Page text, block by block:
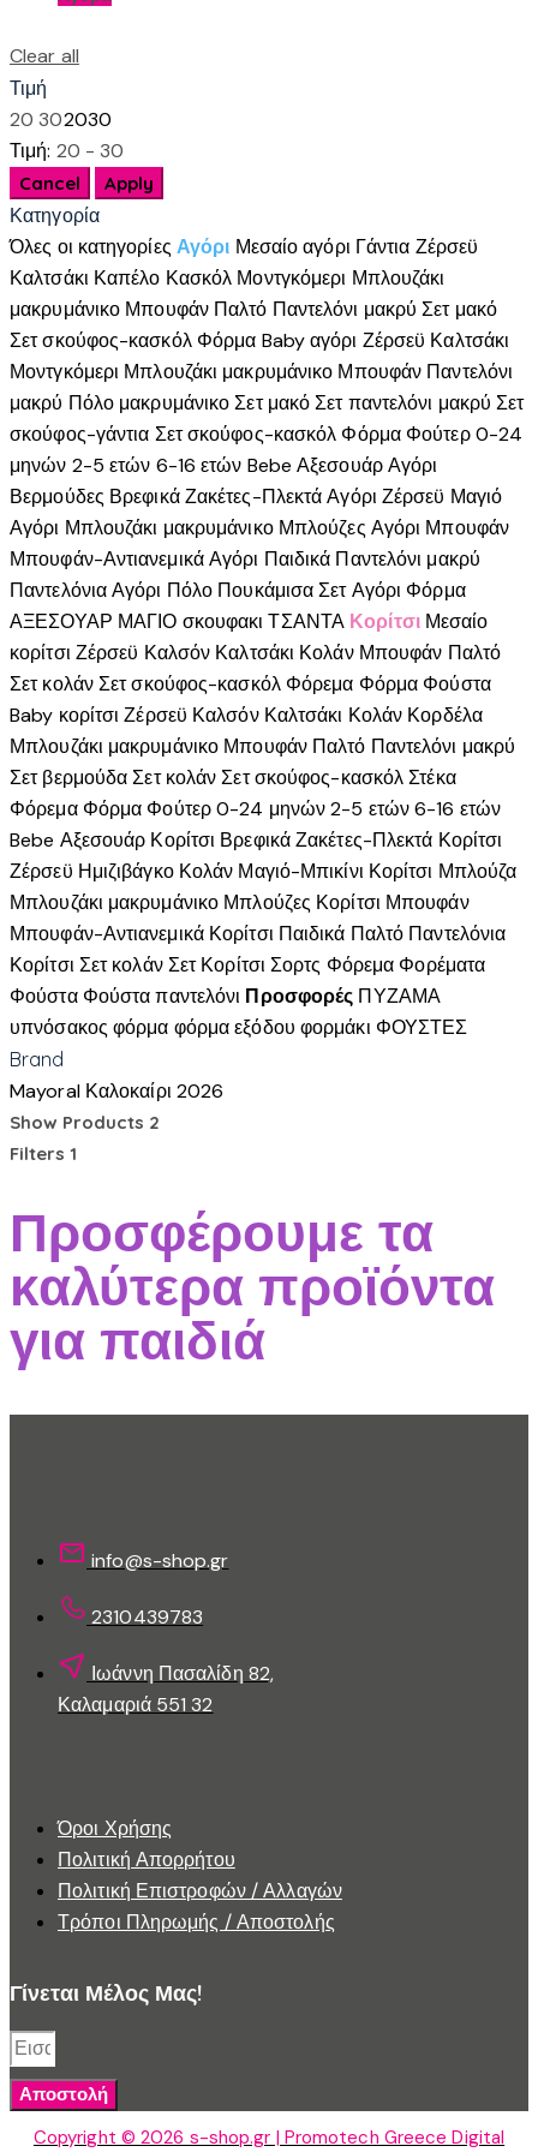
παραλλαγές.
Οι
μπορούν
να
επιλεγούν
στη
σελίδα
του
προϊόντος
Clear all
Τιμή
20 302030
Τιμή: 20 - 30
Κατηγορία
Όλες οι κατηγορίες Αγόρι Μεσαίο αγόρι Γάντια Ζέρσεϋ
Καλτσάκι Καπέλο Κασκόλ Μοντγκόμερι Μπλουζάκι
μακρυμάνικο Μπουφάν Παλτό Παντελόνι μακρύ Σετ μακό
Σετ σκούφος-κασκόλ Φόρμα Baby αγόρι Ζέρσεϋ Καλτσάκι
Μοντγκόμερι Μπλουζάκι μακρυμάνικο Μπουφάν Παντελόνι
μακρύ Πόλο μακρυμάνικο Σετ μακό Σετ παντελόνι μακρύ Σετ
σκούφος-γάντια Σετ σκούφος-κασκόλ Φόρμα Φούτερ 0-24
μηνών 2-5 ετών 6-16 ετών Bebe Αξεσουάρ Αγόρι
Βερμούδες Βρεφικά Ζακέτες-Πλεκτά Αγόρι Ζέρσεϋ Μαγιό
Αγόρι Μπλουζάκι μακρυμάνικο Μπλούζες Αγόρι Μπουφάν
Μπουφάν-Αντιανεμικά Αγόρι Παιδικά Παντελόνι μακρύ
Παντελόνια Αγόρι Πόλο Πουκάμισα Σετ Αγόρι Φόρμα
ΑΞΕΣΟΥΑΡ ΜΑΓΙΟ σκουφακι ΤΣΑΝΤΑ Κορίτσι Μεσαίο
κορίτσι Ζέρσεϋ Καλσόν Καλτσάκι Κολάν Μπουφάν Παλτό
Σετ κολάνΣετ σκούφος-κασκόλ Φόρεμα Φόρμα Φούστα
Baby κορίτσι Ζέρσεϋ Καλσόν Καλτσάκι Κολάν Κορδέλα
Μπλουζάκι μακρυμάνικο Μπουφάν Παλτό Παντελόνι μακρύ
Σετ βερμούδα Σετ κολάν Σετ σκούφος-κασκόλ Στέκα
Φόρεμα Φόρμα Φούτερ0-24 μηνών2-5 ετών6-16 ετών
Bebe Αξεσουάρ Κορίτσι ΒρεφικάΖακέτες-Πλεκτά Κορίτσι
Ζέρσεϋ Ημιζιβάγκο Κολάν Μαγιό-Μπικίνι Κορίτσι Μπλούζα
Μπλουζάκι μακρυμάνικο Μπλούζες Κορίτσι Μπουφάν
Μπουφάν-Αντιανεμικά Κορίτσι Παιδικά Παλτό Παντελόνια
Κορίτσι Σετ κολάν Σετ Κορίτσι Σορτς Φόρεμα Φορέματα
Φούστα Φούστα παντελόνι Προσφορές ΠΥΖΑΜΑ
υπνόσακος φόρμα φόρμα εξόδου φορμάκι ΦΟΥΣΤΕΣ
Brand
Mayoral Καλοκαίρι 2026
Show Products 2
Filters 1
Προσφέρουμε τα
καλύτερα προϊόντα
για παιδιά
info@s-shop.gr
2310439783
Ιωάννη Πασαλίδη 82,
Καλαμαριά 551 32
Όροι Χρήσης
Πολιτική Απορρήτου
Πολιτική Επιστροφών / Αλλαγών
Τρόποι Πληρωμής / Αποστολής
Γίνεται Μέλος Μας!
Αποστολή
Copyright © 2026 s-shop.gr | Promotech Greece Digital